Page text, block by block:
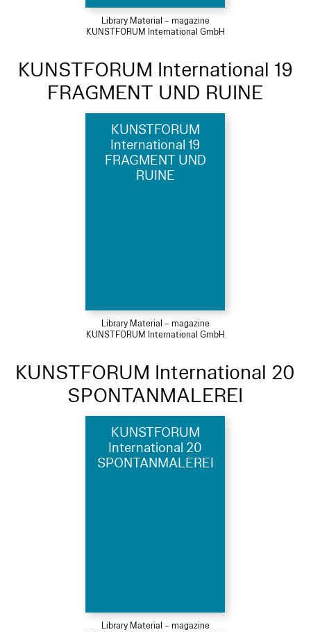
Library Material – magazine
KUNSTFORUM International GmbH
KUNSTFORUM International 19
FRAGMENT UND RUINE
KUNSTFORUM
International 19
FRAGMENT UND
RUINE
Library Material – magazine
KUNSTFORUM International GmbH
KUNSTFORUM International 20
SPONTANMALEREI
KUNSTFORUM
International 20
SPONTANMALEREI
Library Material – magazine